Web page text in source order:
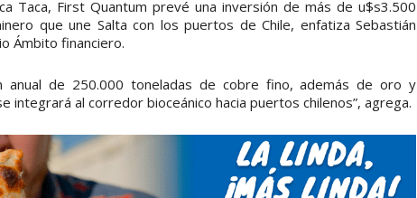
Taca, First Quantum prevé una inversión de más de u$s3.500
que une Salta con los puertos de Chile, enfatiza Sebastián
Ámbito financiero.
anual de 250.000 toneladas de cobre fino, además de oro y
integrará al corredor bioceánico hacia puertos chilenos”, agrega.